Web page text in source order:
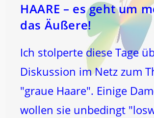
HAARE – es geht um
das Äußere!
Ich stolperte diese Tage
Diskussion im Netz zum
"graue Haare". Einige
wollen sie unbedingt